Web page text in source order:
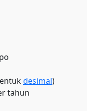
desimal)
tahun